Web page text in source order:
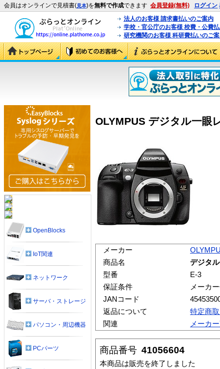
会員はオンラインで見積書(見本)を無料で作成できます 会員登録(無料) ログイン
法人のお客様 請求書払いのご案内
学校・官公庁のお客様 校費・公費
研究機関のお客様 科研費払いのご
OLYMPUS デジタル一眼
メーカー
商品名
デジタ
型番
E-3
保証条件
メーカ
JANコード
返品について
特定商
関連
メーカ
商品番号 41056604
本商品は販売を終了しました
OpenBlocks
IoT関連
ネットワーク
サーバ・ストレージ
パソコン・周辺機器
PCパーツ